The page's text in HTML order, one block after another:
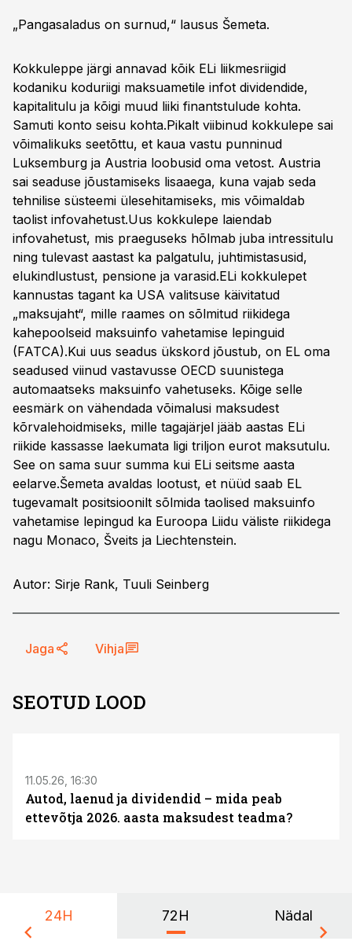
„Pangasaladus on surnud,“ lausus Šemeta.
Kokkuleppe järgi annavad kõik ELi liikmesriigid
kodaniku koduriigi maksuametile infot dividendide,
kapitalitulu ja kõigi muud liiki finantstulude kohta.
Samuti konto seisu kohta.Pikalt viibinud kokkulepe sai
võimalikuks seetõttu, et kaua vastu punninud
Luksemburg ja Austria loobusid oma vetost. Austria
sai seaduse jõustamiseks lisaaega, kuna vajab seda
tehnilise süsteemi ülesehitamiseks, mis võimaldab
taolist infovahetust.Uus kokkulepe laiendab
infovahetust, mis praeguseks hõlmab juba intressitulu
ning tulevast aastast ka palgatulu, juhtimistasusid,
elukindlustust, pensione ja varasid.ELi kokkulepet
kannustas tagant ka USA valitsuse käivitatud
„maksujaht“, mille raames on sõlmitud riikidega
kahepoolseid maksuinfo vahetamise lepinguid
(FATCA).Kui uus seadus ükskord jõustub, on EL oma
seadused viinud vastavusse OECD suunistega
automaatseks maksuinfo vahetuseks. Kõige selle
eesmärk on vähendada võimalusi maksudest
kõrvalehoidmiseks, mille tagajärjel jääb aastas ELi
riikide kassasse laekumata ligi triljon eurot maksutulu.
See on sama suur summa kui ELi seitsme aasta
eelarve.Šemeta avaldas lootust, et nüüd saab EL
tugevamalt positsioonilt sõlmida taolised maksuinfo
vahetamise lepingud ka Euroopa Liidu väliste riikidega
nagu Monaco, Šveits ja Liechtenstein.
Autor: Sirje Rank, Tuuli Seinberg
Jaga Vihja
SEOTUD LOOD
11.05.26, 16:30
Autod, laenud ja dividendid – mida peab
ettevõtja 2026. aasta maksudest teadma?
24H 72H Nädal